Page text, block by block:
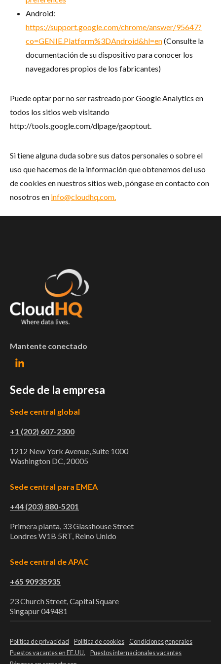
Android:
https://support.google.com/chrome/answer/95647?
co=GENIE.Platform%3DAndroid&hl=en(Consulte la
documentación de su dispositivo para conocer los
navegadores propios de los fabricantes)
Puede optar por no ser rastreado por Google Analytics en
todos los sitios web visitando
http://tools.google.com/dlpage/gaoptout.
Si tiene alguna duda sobre sus datos personales o sobre el
uso que hacemos de la información que obtenemos del uso
de cookies en nuestros sitios web, póngase en contacto con
nosotros en info@cloudhq.com.
Mantente conectado
Sede de la empresa
Sede central global
+1 (202) 607-2300
1212 New York Avenue, Suite 1000
Washington DC, 20005
Sede central para EMEA
+44 (203) 880-5201
Primera planta, 33 Glasshouse Street
Londres W1B 5RT, Reino Unido
Sede central de APAC
+65 90935935
23 Church Street, Capital Square
Singapur 049481
Política de privacidad Política de cookies
Condiciones generales
Puestos vacantes en EE.UU.
Puestos internacionales vacantes